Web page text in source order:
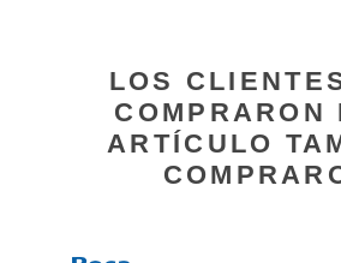
LOS
COMPRARON
ARTÍCULO